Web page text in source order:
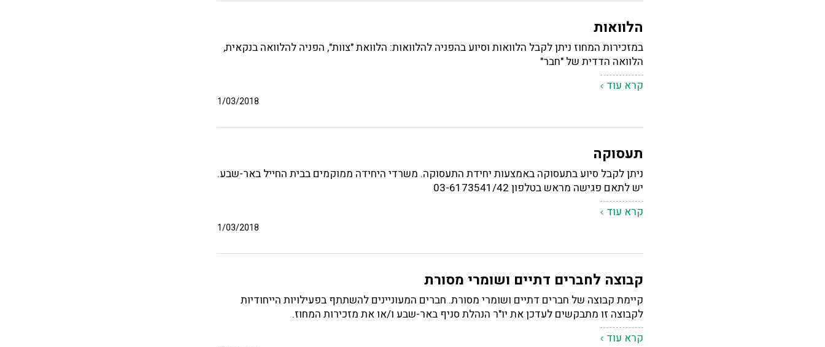
הלוואות
במזכירות המחוז ניתן לקבל הלוואות וסיוע בהפניה להלוואות: הלוואת "צוות", הפניה להלוואה בנקאית,
הלוואה הדדית של "חבר"
קרא עוד
1/03/2018
תעסוקה
ניתן לקבל סיוע בתעסוקה באמצעות יחידת התעסוקה. משרדי היחידה ממוקמים בבית החייל באר-שבע.
יש לתאם פגישה מראש בטלפון 03-6173541/42
קרא עוד
1/03/2018
קבוצה לחברים דתיים ושומרי מסורת
קיימת קבוצה של חברים דתיים ושומרי מסורת. חברים המעוניינים להשתתף בפעילויות הייחודיות
לקבוצה זו מתבקשים לעדכן את יו"ר הנהלת סניף באר-שבע ו/או את מזכירות המחוז.
קרא עוד